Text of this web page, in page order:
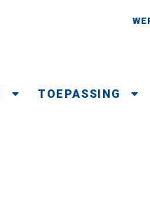
TOEPASSING